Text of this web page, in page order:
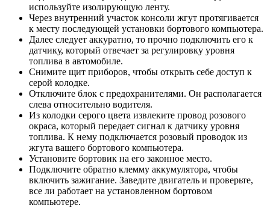
используйте изолирующую ленту.
Через внутренний участок консоли жгут протягивается
к месту последующей установки бортового компьютера.
Далее следует аккуратно, то прочно подключить его к
датчику, который отвечает за регулировку уровня
топлива в автомобиле.
Снимите щит приборов, чтобы открыть себе доступ к
серой колодке.
Отключите блок с предохранителями. Он располагается
слева относительно водителя.
Из колодки серого цвета извлеките провод розового
окраса, который передает сигнал к датчику уровня
топлива. К нему подключается розовый проводок из
жгута вашего бортового компьютера.
Установите бортовик на его законное место.
Подключите обратно клемму аккумулятора, чтобы
включить зажигание. Заведите двигатель и проверьте,
все ли работает на установленном бортовом
компьютере.